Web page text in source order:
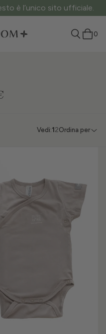
è l’unico sito ufficiale.
0
Vedi:1 2Ordina per